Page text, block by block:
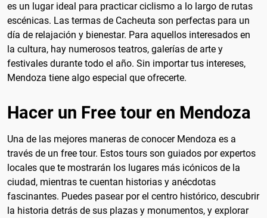
es un lugar ideal para practicar ciclismo a lo largo de rutas
escénicas. Las termas de Cacheuta son perfectas para un
día de relajación y bienestar. Para aquellos interesados en
la cultura, hay numerosos teatros, galerías de arte y
festivales durante todo el año. Sin importar tus intereses,
Mendoza tiene algo especial que ofrecerte.
Hacer un Free tour en Mendoza
Una de las mejores maneras de conocer Mendoza es a
través de un free tour. Estos tours son guiados por expertos
locales que te mostrarán los lugares más icónicos de la
ciudad, mientras te cuentan historias y anécdotas
fascinantes. Puedes pasear por el centro histórico, descubrir
la historia detrás de sus plazas y monumentos, y explorar